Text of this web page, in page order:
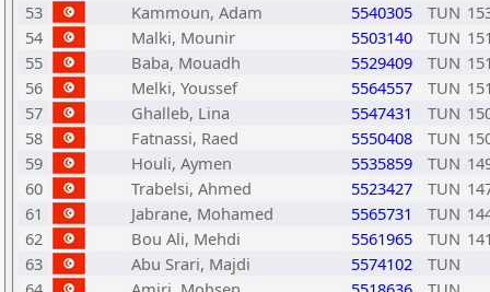
53
Kammoun, Adam 5540305 TUN
54
Malki, Mounir 5503140 TUN
55
Baba, Mouadh 5529409 TUN
56
Melki, Youssef 5564557 TUN
57
Ghalleb, Lina 5547431 TUN
58
Fatnassi, Raed 5550408 TUN
59
Houli, Aymen 5535859 TUN
60
Trabelsi, Ahmed 5523427 TUN
61
Jabrane, Mohamed 5565731 TUN
62
Bou Ali, Mehdi 5561965 TUN
63
Abu Srari, Majdi 5574102
TUN